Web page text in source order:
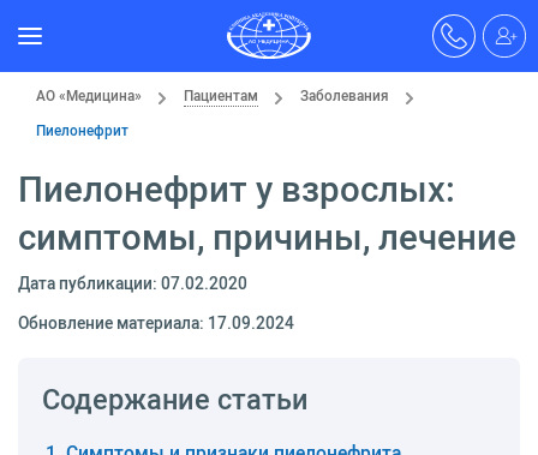
АО «Медицина» Пациентам
Заболевания
Пиелонефрит
Пиелонефрит у взрослых:
симптомы, причины, лечение
Дата публикации: 07.02.2020
Обновление материала: 17.09.2024
Содержание статьи